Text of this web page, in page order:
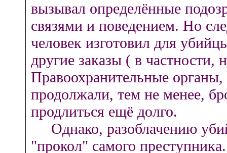
вызывал определённые
связями и поведением. Но
человек изготовил для
другие заказы ( в частности,
Правоохранительные
продолжали, тем не менее,
продлиться ещё долго.
Однако, разоблачению
"прокол" самого преступника.